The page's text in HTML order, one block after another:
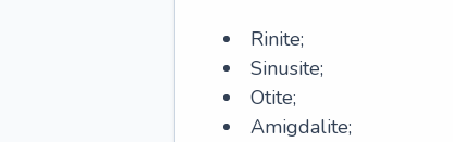
Rinite;
Sinusite;
Otite;
Amigdalite;